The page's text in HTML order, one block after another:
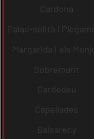
Cardona
Palau-solità i
Margarida i els
Sobremunt
Cardedeu
Capellades
Balsareny